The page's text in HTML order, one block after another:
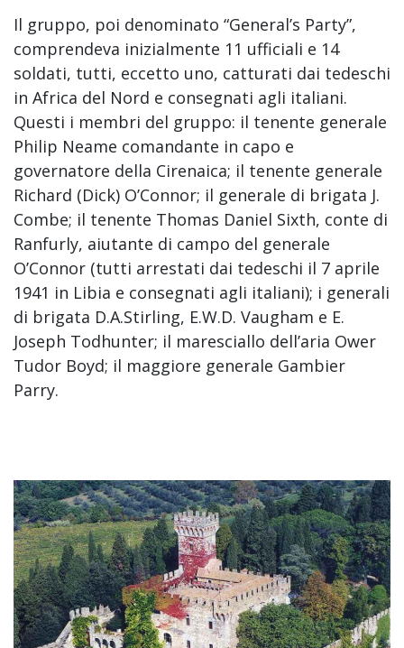
Il gruppo, poi denominato “General’s Party”,
comprendeva inizialmente 11 ufficiali e 14
soldati, tutti, eccetto uno, catturati dai tedeschi
in Africa del Nord e consegnati agli italiani.
Questi i membri del gruppo: il tenente generale
Philip Neame comandante in capo e
governatore della Cirenaica; il tenente generale
Richard (Dick) O’Connor; il generale di brigata J.
Combe; il tenente Thomas Daniel Sixth, conte di
Ranfurly, aiutante di campo del generale
O’Connor (tutti arrestati dai tedeschi il 7 aprile
1941 in Libia e consegnati agli italiani); i generali
di brigata D.A.Stirling, E.W.D. Vaugham e E.
Joseph Todhunter; il maresciallo dell’aria Ower
Tudor Boyd; il maggiore generale Gambier
Parry.